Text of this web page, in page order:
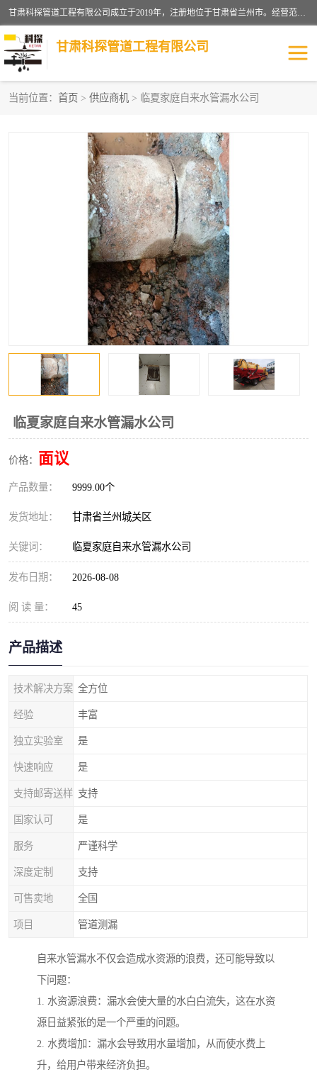
甘肃科探管道工程有限公司成立于2019年，注册地位于甘肃省兰州市。经营范围包括管道安装、清洗、疏通、维修、检测，防水工程，工程钻孔，化粪池清理，暖气安装，给排水管道安装维修，室内外管道如消防、供水、供热管道漏水检测定位，室内外防水堵漏等。
甘肃科探管道工程有限公司
当前位置： 首页 > 供应商机 > 临夏家庭自来水管漏水公司
临夏家庭自来水管漏水公司
价格： 面议
产品数量： 9999.00个
发货地址： 甘肃省兰州城关区
关键词： 临夏家庭自来水管漏水公司
发布日期： 2026-08-08
阅 读 量： 45
产品描述
技术解决方案 全方位
经验 丰富
独立实验室 是
快速响应 是
支持邮寄送样 支持
国家认可 是
服务 严谨科学
深度定制 支持
可售卖地 全国
项目 管道测漏
自来水管漏水不仅会造成水资源的浪费，还可能导致以
下问题：
1. 水资源浪费：漏水会使大量的水白白流失，这在水资
源日益紧张的是一个严重的问题。
2. 水费增加：漏水会导致用水量增加，从而使水费上
升，给用户带来经济负担。
漏水检查维修 消防管道漏水
供热管道漏水 排水管道漏水
自来水管漏水 管道疏通
高压车疏通清淤